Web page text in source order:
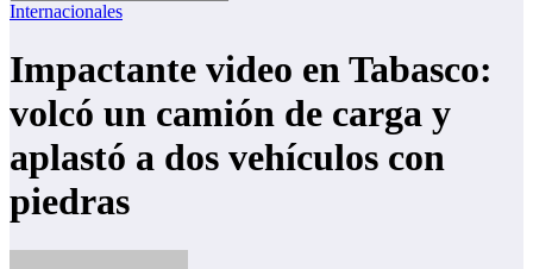
Internacionales
Impactante video en Tabasco:
volcó un camión de carga y
aplastó a dos vehículos con
piedras